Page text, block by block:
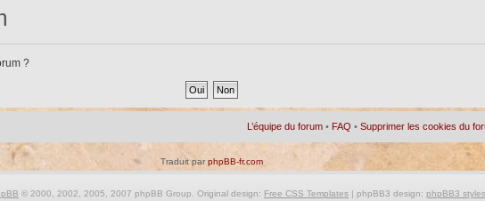
?
L’équipe du forum • FAQ •Supprimer les cookies du
Traduit parphpBB-fr.com
© 2000, 2002, 2005, 2007 phpBB Group. Original design: Free CSS Templates| phpBB3 design: phpBB3 styles